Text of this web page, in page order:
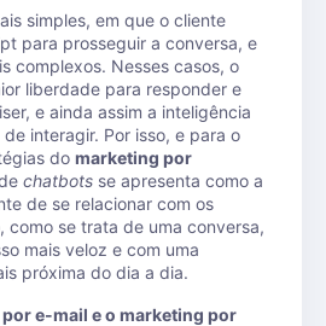
simples, em que o cliente
para prosseguir a conversa, e
complexos. Nesses casos, o
liberdade para responder e
e ainda assim a inteligência
interagir. Por isso, e para o
do marketing por
chatbots se apresenta como a
de se relacionar com os
como se trata de uma conversa,
mais veloz e com uma
próxima do dia a dia.
e-mail e o marketing por